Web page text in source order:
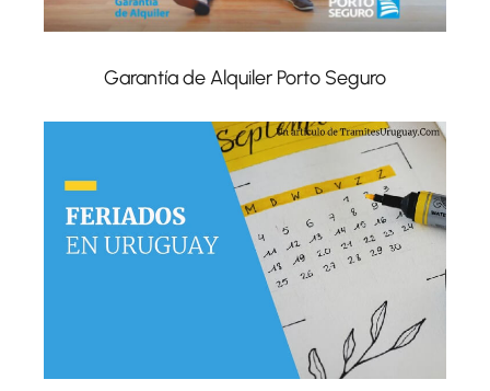
Garantía de Alquiler Porto Seguro